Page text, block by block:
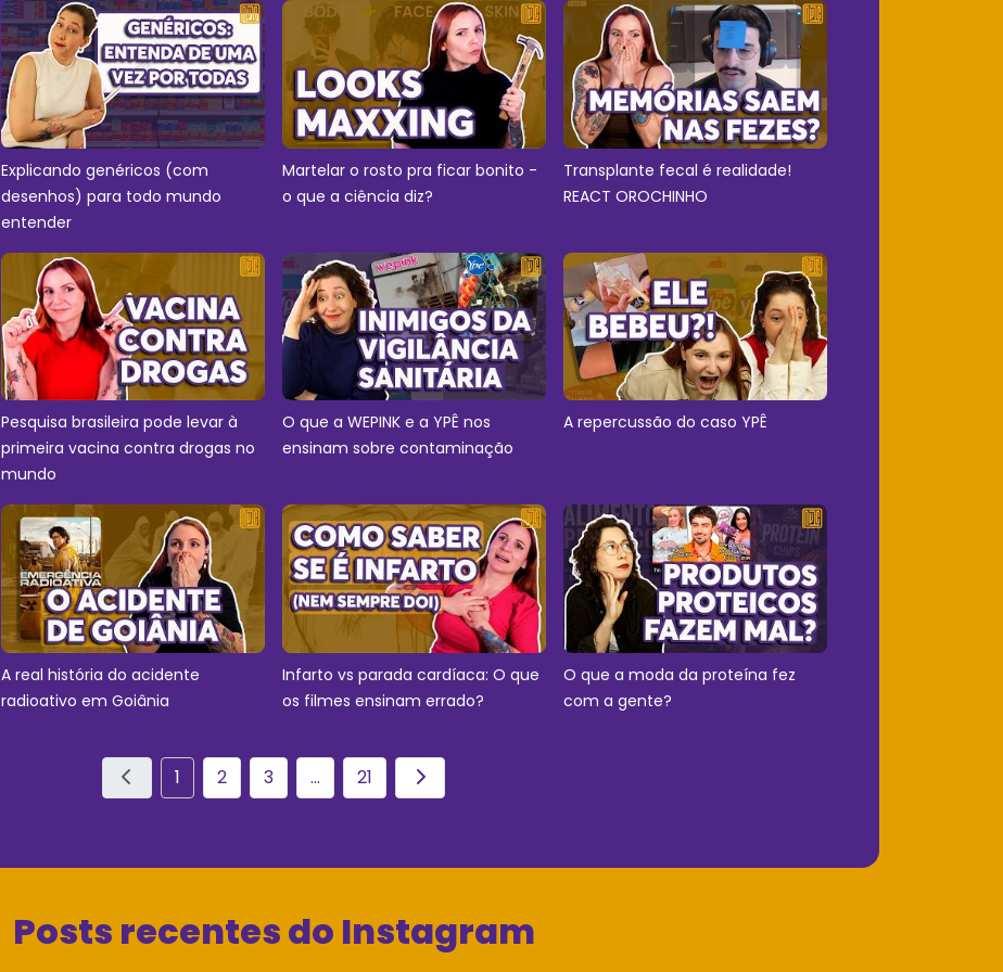
Explicando genéricos (com
desenhos) para todo mundo
entender
Martelar o rosto pra ficar bonito -
o que a ciência diz?
Transplante fecal é realidade!
REACT OROCHINHO
Pesquisa brasileira pode levar à
primeira vacina contra drogas no
mundo
O que a WEPINK e a YPÊ nos
ensinam sobre contaminação
A repercussão do caso YPÊ
A real história do acidente
radioativo em Goiânia
Infarto vs parada cardíaca: O que
os filmes ensinam errado?
O que a moda da proteína fez
com a gente?
1 2 3 ... 21
Posts recentes do Instagram